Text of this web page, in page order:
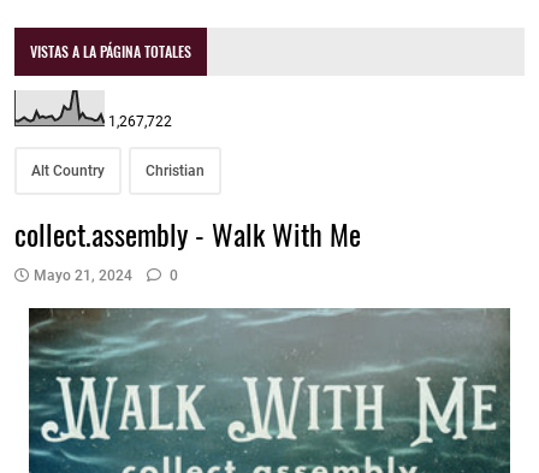
VISTAS A LA PÁGINA TOTALES
1,267,722
Alt Country Christian
collect.assembly - Walk With Me
Mayo 21, 2024 0